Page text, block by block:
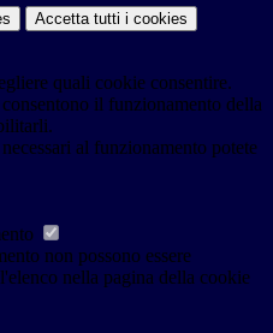
Accetta tutti i cookies
quali cookie consentire.
il funzionamento della
al funzionamento potete
non possono essere
nella pagina della cookie